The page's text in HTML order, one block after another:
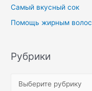
Самый вкусный сок
Помощь жирным
Рубрики